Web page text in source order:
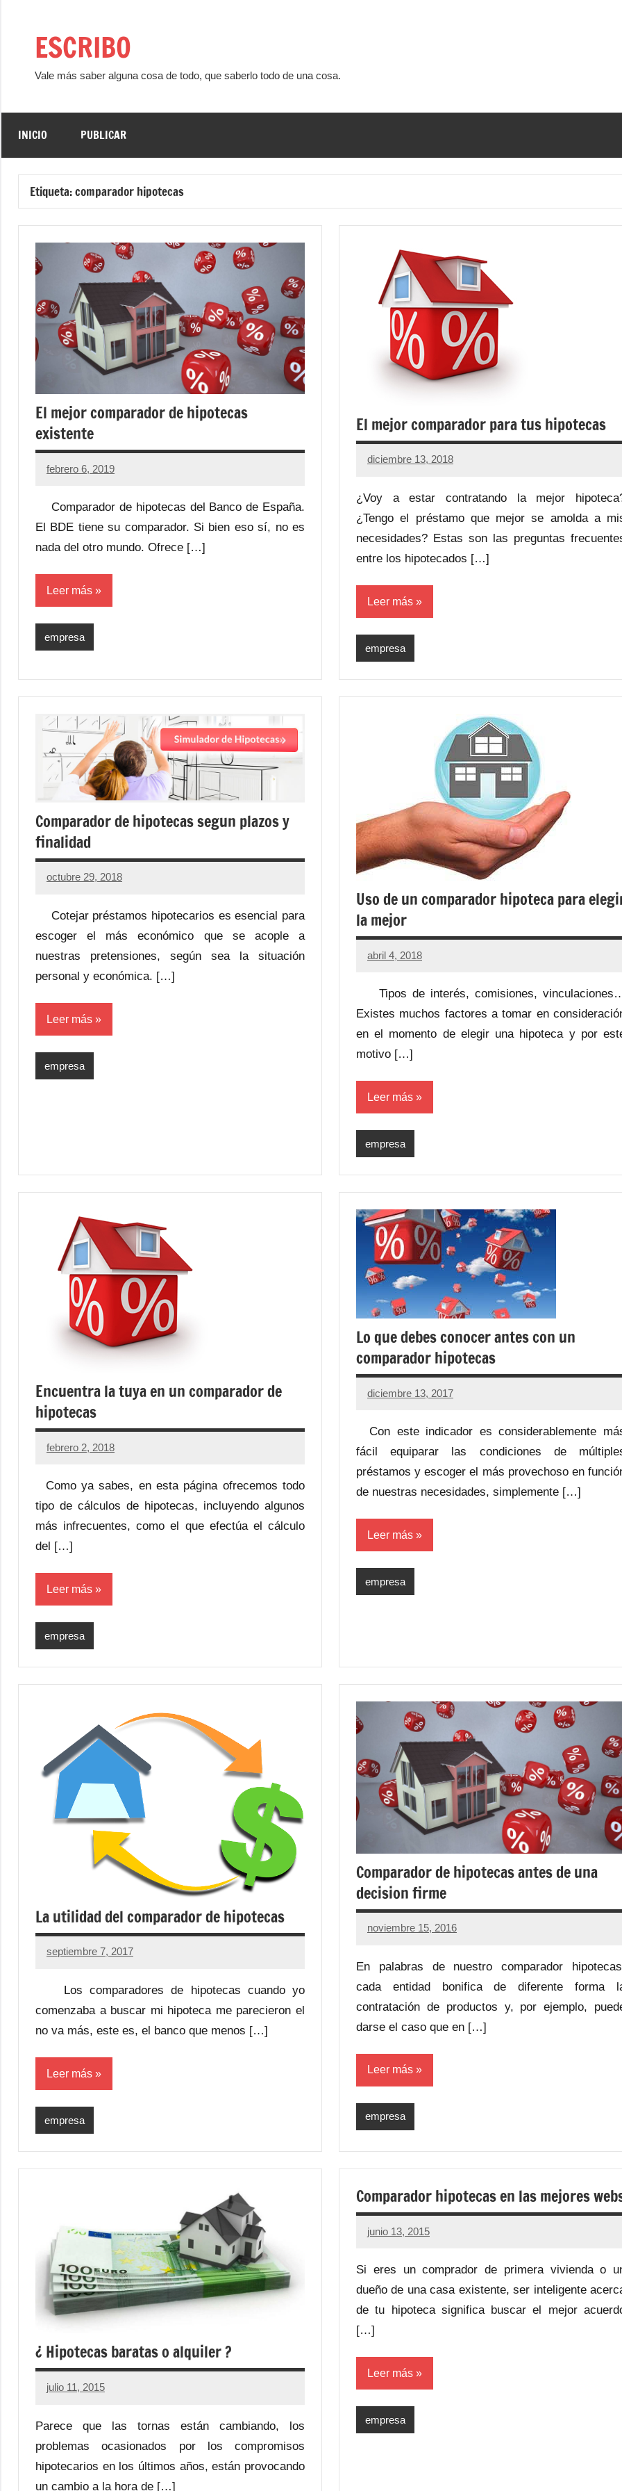
contenidoESCRIBO
Vale más saber alguna cosa de todo, que saberlo todo de una cosa.
INICIO PUBLICAR
Etiqueta:comparador hipotecas
El mejor comparador de hipotecas
existente
febrero 6, 2019
Comparador de hipotecas del Banco de España.
El BDE tiene su comparador. Si bien eso sí, no es
nada del otro mundo. Ofrece […]
Leer más
empresa
El mejor comparador para tus hipotecas
diciembre 13, 2018
¿Voy a estar contratando la mejor
¿Tengo el préstamo que mejor se amolda a
necesidades? Estas son las preguntas
entre los hipotecados […]
Leer más
empresa
Comparador de hipotecas segun plazos y
finalidad
octubre 29, 2018
Cotejar préstamos hipotecarios es esencial para
escoger el más económico que se acople a
nuestras pretensiones, según sea la situación
personal y económica. […]
Leer más
empresa
Uso de un comparador hipoteca para
la mejor
abril 4, 2018
Tipos de interés, comisiones,
Existes muchos factores a tomar en
en el momento de elegir una hipoteca y por
motivo […]
Leer más
empresa
Encuentra la tuya en un comparador de
hipotecas
febrero 2, 2018
Como ya sabes, en esta página ofrecemos todo
tipo de cálculos de hipotecas, incluyendo algunos
más infrecuentes, como el que efectúa el cálculo
del […]
Leer más
empresa
Lo que debes conocer antes con un
comparador hipotecas
diciembre 13, 2017
Con este indicador es considerablemente
fácil equiparar las condiciones de
préstamos y escoger el más provechoso en
de nuestras necesidades, simplemente […]
Leer más
empresa
La utilidad del comparador de hipotecas
septiembre 7, 2017
No
comentarios
Los comparadores de hipotecas cuando yo
comenzaba a buscar mi hipoteca me parecieron el
no va más, este es, el banco que menos […]
Leer más
empresa
Comparador de hipotecas antes de una
decision firme
noviembre 15, 2016
No
comentarios
En palabras de nuestro comparador
cada entidad bonifica de diferente forma
contratación de productos y, por ejemplo,
darse el caso que en […]
Leer más
empresa
¿ Hipotecas baratas o alquiler ?
julio 11, 2015
No
comentarios
Parece que las tornas están cambiando, los
problemas ocasionados por los compromisos
hipotecarios en los últimos años, están provocando
un cambio a la hora de […]
Comparador hipotecas en las mejores
junio 13, 2015
No
comentarios
Si eres un comprador de primera vivienda o
dueño de una casa existente, ser inteligente
de tu hipoteca significa buscar el mejor
[…]
Leer más
empresa